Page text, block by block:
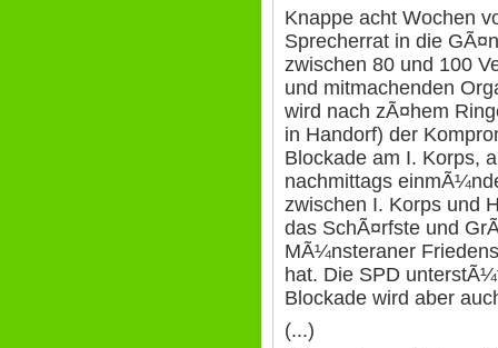
Knappe acht Wochen
Sprecherrat in die
zwischen 80 und 100
und mitmachenden
wird nach zÃ¤hem
in Handorf) der
Blockade am I. Korps,
nachmittags
zwischen I. Korps und
das SchÃ¤rfste und
MÃ¼nsteraner
hat. Die SPD
Blockade wird aber
(...)